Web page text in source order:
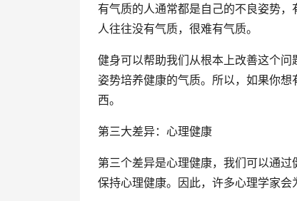
有气质的人通常都是自己的不良姿势
人往往没有气质，很难有气质。
健身可以帮助我们从根本上改善这个
姿势培养健康的气质。所以，如果你
西。
第三大差异：心理健康
第三个差异是心理健康，我们可以通
保持心理健康。因此，许多心理学家会